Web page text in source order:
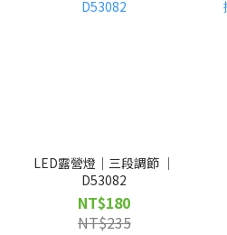
LED露營燈｜三段調節 ｜
D53082
NT$180
NT$235